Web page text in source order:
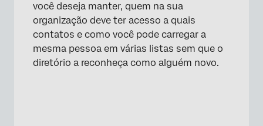
você deseja manter, quem na sua
organização deve ter acesso a quais
contatos e como você pode carregar a
mesma pessoa em várias listas sem que o
diretório a reconheça como alguém novo.